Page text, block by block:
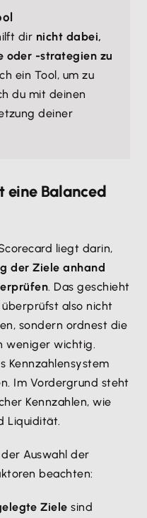
dir nicht dabei,
oder -strategien zu
ein Tool, um zu
du mit deinen
deiner
eine Balanced
liegt darin,
der Ziele anhand
. Das geschieht
also nicht
sondern ordnest die
weniger wichtig.
Kennzahlensystem
Im Vordergrund steht
Kennzahlen, wie
Liquidität.
Auswahl der
beachten:
Ziele sind